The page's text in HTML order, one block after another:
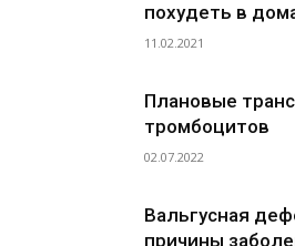
похудеть в
11.02.2021
Плановые
тромбоцитов
02.07.2022
Вальгусная
причины